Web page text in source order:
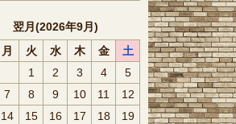
翌月(2026年9月)
月 火 水 木 金
土
1
2 3 4
5
7 8 9 10 11
12
14 15 16 17 18 19